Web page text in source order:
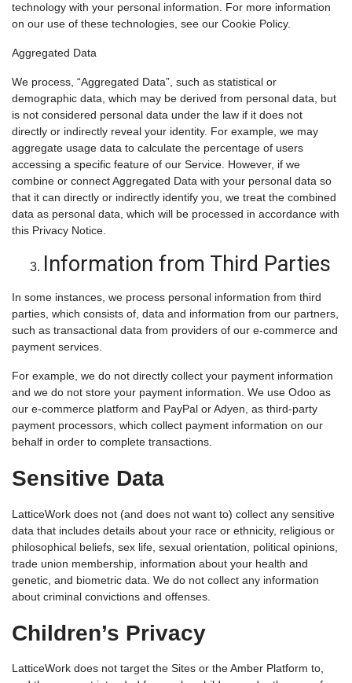
technology with your personal information. For more information
on our use of these technologies, see our Cookie Policy.
Aggregated Data
We process, “Aggregated Data”, such as statistical or
demographic data, which may be derived from personal data, but
is not considered personal data under the law if it does not
directly or indirectly reveal your identity. For example, we may
aggregate usage data to calculate the percentage of users
accessing a specific feature of our Service. However, if we
combine or connect Aggregated Data with your personal data so
that it can directly or indirectly identify you, we treat the combined
data as personal data, which will be processed in accordance with
this Privacy Notice.
Information from Third Parties
In some instances, we process personal information from third
parties, which consists of, data and information from our partners,
such as transactional data from providers of our e-commerce and
payment services.
For example, we do not directly collect your payment information
and we do not store your payment information. We use Odoo as
our e-commerce platform and PayPal or Adyen, as third-party
payment processors, which collect payment information on our
behalf in order to complete transactions.
Sensitive Data
LatticeWork does not (and does not want to) collect any sensitive
data that includes details about your race or ethnicity, religious or
philosophical beliefs, sex life, sexual orientation, political opinions,
trade union membership, information about your health and
genetic, and biometric data. We do not collect any information
about criminal convictions and offenses.
Children’s Privacy
LatticeWork does not target the Sites or the Amber Platform to,